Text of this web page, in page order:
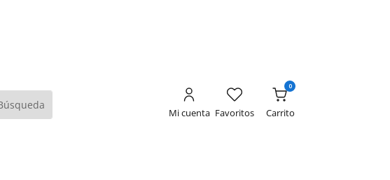
Mi cuenta Favoritos
0
Carrito